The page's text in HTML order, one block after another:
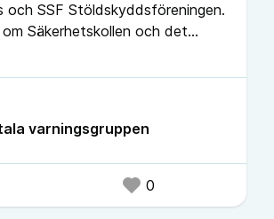
och SSF Stöldskyddsföreningen.
Säkerhetskollen och det
varningsgruppen
0